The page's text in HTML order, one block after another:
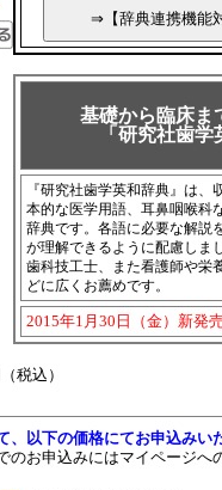
基礎から臨床ま
「研究社歯
『研究社歯学英和辞典』は
本的な医学用語、耳鼻咽喉科
辞典です。各語に必要な解説
が理解できるように配慮しま
歯科技工士、また看護師や栄
どに広くお薦めです。
2015年1月30日（金）新発
税込）
、以下の価格にてお申込みい
のお申込みにはマイページへ